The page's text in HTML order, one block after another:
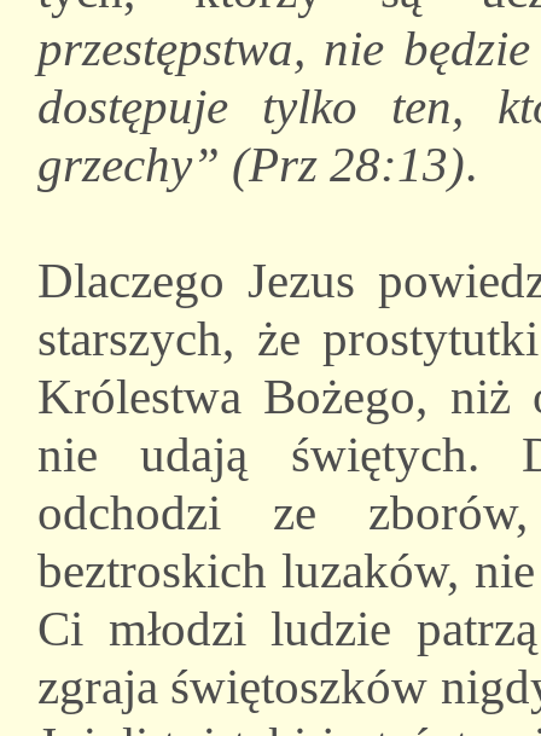
przestępstwa, nie
dostępuje tylko ten,
grzechy” (Prz 28:13).
Dlaczego Jezus
starszych, że
Królestwa Bożego, niż
nie udają świętych.
odchodzi ze
beztroskich luzaków,
Ci młodzi ludzie
zgraja świętoszków